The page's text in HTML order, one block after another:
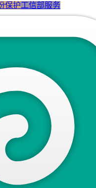
保护工信部服务